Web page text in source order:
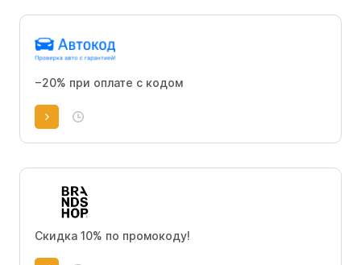
−20% при оплате с кодом
Скидка 10% по промокоду!